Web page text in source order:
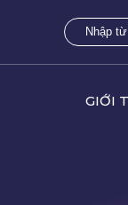
GIỚI